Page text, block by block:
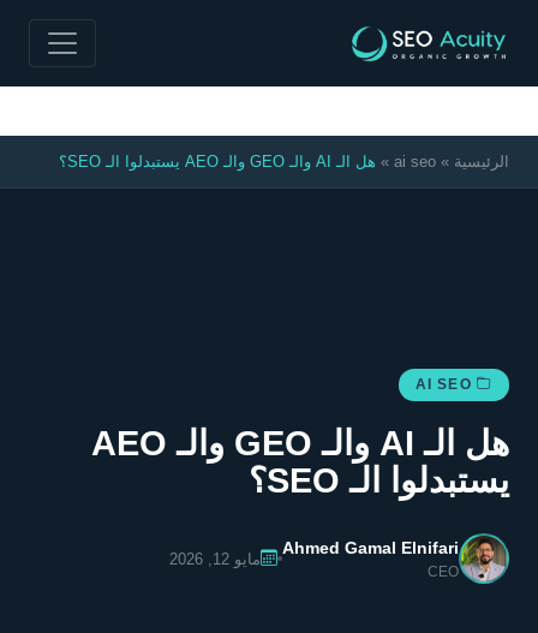
الرئيسية »
ai seo
» هل الـ AI والـ GEO والـ AEO يستبدلوا الـ SEO؟
هل الـ AI والـ GEO والـ AEO
يستبدلوا الـ SEO؟
Ahmed Gamal Elnifari
CEO
مايو 12, 2026